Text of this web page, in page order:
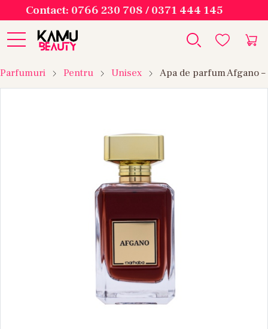
Contact: 0766 230 708 / 0371 444 145
Parfumuri Pentru Unisex Apa de parfum Afgano